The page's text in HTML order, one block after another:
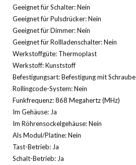
Geeignet für Schalter: Nein
Geeignet für Pulsdrücker: Nein
Geeignet für Dimmer: Nein
Geeignet für Rollladenschalter: Nein
Werkstoffgüte: Thermoplast
Werkstoff: Kunststoff
Befestigungsart: Befestigung mit Schraube
Rollingcode-System: Nein
Funkfrequenz: 868 Megahertz (MHz)
Im Gehäuse: Ja
Im Röhrensockelgehäuse: Nein
Als Modul/Platine: Nein
Tast-Betrieb: Ja
Schalt-Betrieb: Ja